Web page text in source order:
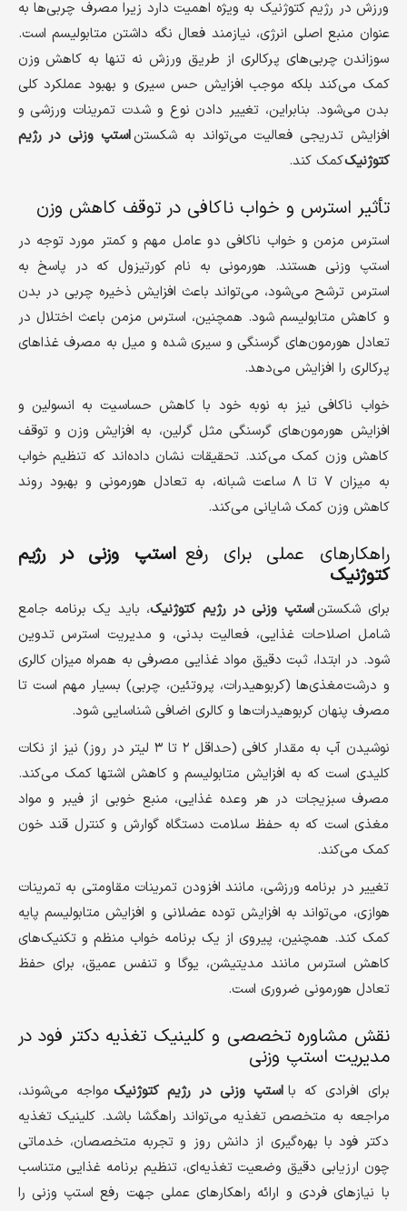
ورزش در رژیم کتوژنیک به ویژه اهمیت دارد زیرا مصرف چربی‌ها به
عنوان منبع اصلی انرژی، نیازمند فعال نگه داشتن متابولیسم است.
سوزاندن چربی‌های پرکالری از طریق ورزش نه تنها به کاهش وزن
کمک می‌کند بلکه موجب افزایش حس سیری و بهبود عملکرد کلی
بدن می‌شود. بنابراین، تغییر دادن نوع و شدت تمرینات ورزشی و
افزایش تدریجی فعالیت می‌تواند به شکستناستپ وزنی در رژیم
کتوژنیککمک کند.
تأثیر استرس و خواب ناکافی در توقف کاهش وزن
استرس مزمن و خواب ناکافی دو عامل مهم و کمتر مورد توجه در
استپ وزنی هستند. هورمونی به نام کورتیزول که در پاسخ به
استرس ترشح می‌شود، می‌تواند باعث افزایش ذخیره چربی در بدن
و کاهش متابولیسم شود. همچنین، استرس مزمن باعث اختلال در
تعادل هورمون‌های گرسنگی و سیری شده و میل به مصرف غذاهای
پرکالری را افزایش می‌دهد.
خواب ناکافی نیز به نوبه خود با کاهش حساسیت به انسولین و
افزایش هورمون‌های گرسنگی مثل گرلین، به افزایش وزن و توقف
کاهش وزن کمک می‌کند. تحقیقات نشان داده‌اند که تنظیم خواب
به میزان ۷ تا ۸ ساعت شبانه، به تعادل هورمونی و بهبود روند
کاهش وزن کمک شایانی می‌کند.
راهکارهای عملی برای رفع استپ وزنی در رژیم
کتوژنیک
برای شکستناستپ وزنی در رژیم کتوژنیک، باید یک برنامه جامع
شامل اصلاحات غذایی، فعالیت بدنی، و مدیریت استرس تدوین
شود. در ابتدا، ثبت دقیق مواد غذایی مصرفی به همراه میزان کالری
و درشت‌مغذی‌ها (کربوهیدرات، پروتئین، چربی) بسیار مهم است تا
مصرف پنهان کربوهیدرات‌ها و کالری اضافی شناسایی شود.
نوشیدن آب به مقدار کافی (حداقل ۲ تا ۳ لیتر در روز) نیز از نکات
کلیدی است که به افزایش متابولیسم و کاهش اشتها کمک می‌کند.
مصرف سبزیجات در هر وعده غذایی، منبع خوبی از فیبر و مواد
مغذی است که به حفظ سلامت دستگاه گوارش و کنترل قند خون
کمک می‌کند.
تغییر در برنامه ورزشی، مانند افزودن تمرینات مقاومتی به تمرینات
هوازی، می‌تواند به افزایش توده عضلانی و افزایش متابولیسم پایه
کمک کند. همچنین، پیروی از یک برنامه خواب منظم و تکنیک‌های
کاهش استرس مانند مدیتیشن، یوگا و تنفس عمیق، برای حفظ
تعادل هورمونی ضروری است.
نقش مشاوره تخصصی و کلینیک تغذیه دکتر فود در
مدیریت استپ وزنی
برای افرادی که با استپ وزنی در رژیم کتوژنیک مواجه می‌شوند،
مراجعه به متخصص تغذیه می‌تواند راهگشا باشد. کلینیک تغذیه
دکتر فود با بهره‌گیری از دانش روز و تجربه متخصصان، خدماتی
چون ارزیابی دقیق وضعیت تغذیه‌ای، تنظیم برنامه غذایی متناسب
با نیازهای فردی و ارائه راهکارهای عملی جهت رفع استپ وزنی را